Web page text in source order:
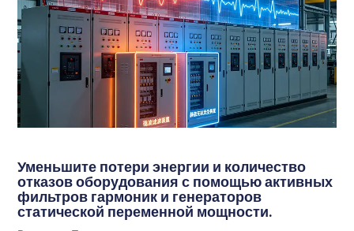
Уменьшите потери энергии и количество
отказов оборудования с помощью активных
фильтров гармоник и генераторов
статической переменной мощности.